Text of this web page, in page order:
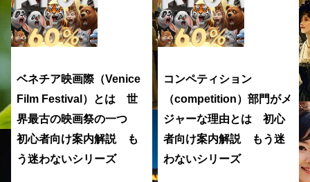
ベネチア映画際（Venice
Film Festival）とは 世
界最古の映画祭の一つ
初心者向け案内解説 も
う迷わないシリーズ
コンペティション
（competition）部門がメ
ジャーな理由とは 初心
者向け案内解説 もう迷
わないシリーズ